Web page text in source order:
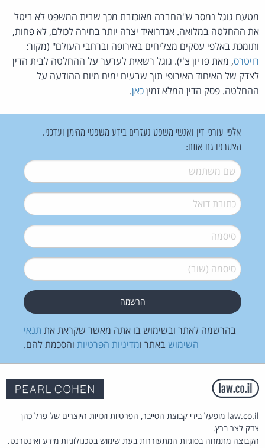
מטעם גוגל נמסר ש"החברה מאוכזבת מכך שבית המשפט לא ביטל
את ההחלטה במלואה. אנדרואיד יצרה יותר בחירה לכולם, לא פחות,
ותומכת באלפי עסקים מצליחים באירופה וברחבי העולם" (מקור:
רויטרס, מאת פו יון צ'י). גוגל רשאית לערער על ההחלטה לבית הדין
לצדק של האיחוד האירופי תוך שבעים ימים מיום ההודעה על
ההחלטה. פסק הדין המלא זמיןכאן.
אלפי עורכי דין ואנשי משפט נעזרים בידע משפטי מהימן ועדכני.
הצטרפו גם אתם:
שם משתמש*
דואל*
סיסמה*
סיסמה (שוב)*
בהרשמה לאתר ובשימוש בו אתה מאשר שקראת את תנאי
השימוש באתר ומדיניות הפרטיות והסכמת להם.
law.co.il מופעל בידי קבוצת הסייבר, הפרטיות וזכויות היוצרים של פרל כהן
צדק לצר ברץ.
הקבוצה מתמחה בסוגיות המתעוררות בעת שימוש בטכנולוגיות מידע ואינטרנט.